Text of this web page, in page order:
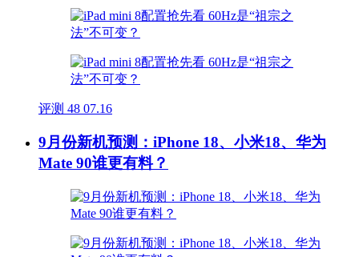
评测 48 07.16
9月份新机预测：iPhone 18、小米18、华为
Mate 90谁更有料？